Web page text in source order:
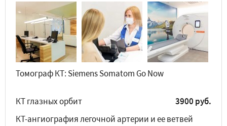
Томограф КТ: Siemens Somatom Go Now
КТ глазных орбит
3900 руб.
КТ-ангиография легочной артерии и ее ветвей